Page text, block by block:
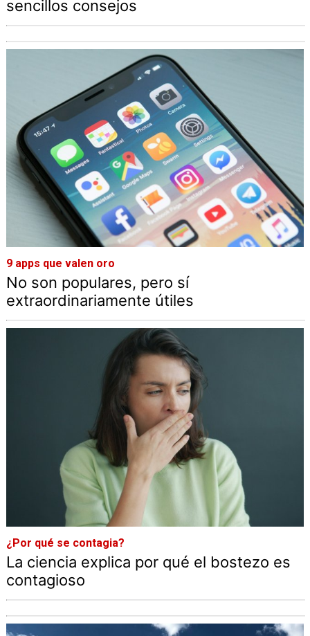
sencillos consejos
9 apps que valen oro
No son populares, pero sí
extraordinariamente útiles
¿Por qué se contagia?
La ciencia explica por qué el bostezo es
contagioso